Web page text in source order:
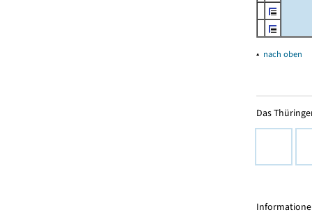
▴ nach oben
Das